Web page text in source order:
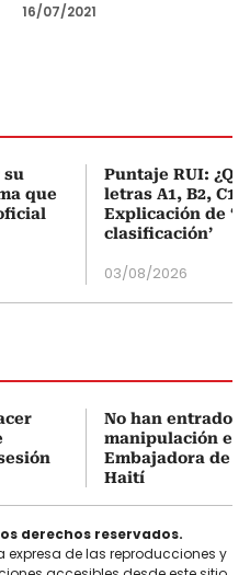
16/07/2021
su
que
Puntaje RUI:
letras A1, B2, C1
Explicación de
clasificación’
03/08/2026
No han entrado
manipulación en
Embajadora de
Haití
derechos reservados.
expresa de las reproducciones y